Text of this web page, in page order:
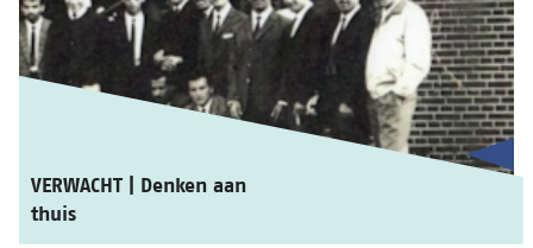
VERWACHT | Denken aan
thuis